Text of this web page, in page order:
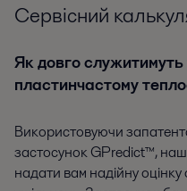
Сервісний
Як довго
пластинчастому
Використовуючи
застосунок GPredict™,
надати вам надійну